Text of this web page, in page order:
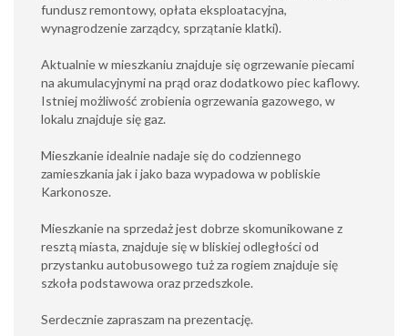
fundusz remontowy, opłata eksploatacyjna,
wynagrodzenie zarządcy, sprzątanie klatki).
Aktualnie w mieszkaniu znajduje się ogrzewanie piecami
na akumulacyjnymi na prąd oraz dodatkowo piec kaflowy.
Istniej możliwość zrobienia ogrzewania gazowego, w
lokalu znajduje się gaz.
Mieszkanie idealnie nadaje się do codziennego
zamieszkania jak i jako baza wypadowa w pobliskie
Karkonosze.
Mieszkanie na sprzedaż jest dobrze skomunikowane z
resztą miasta, znajduje się w bliskiej odległości od
przystanku autobusowego tuż za rogiem znajduje się
szkoła podstawowa oraz przedszkole.
Serdecznie zapraszam na prezentację.